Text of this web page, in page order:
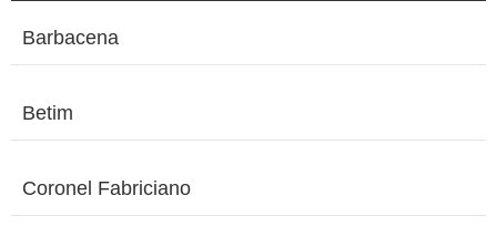
Barbacena
Betim
Coronel Fabriciano